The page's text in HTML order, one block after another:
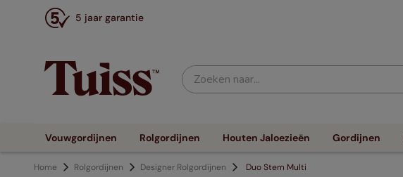
5 jaar garantie
Zoeken naar...
Vouwgordijnen Rolgordijnen Houten Jaloezieën Gordijnen
Home Rolgordijnen Designer Rolgordijnen Duo Stem Multi